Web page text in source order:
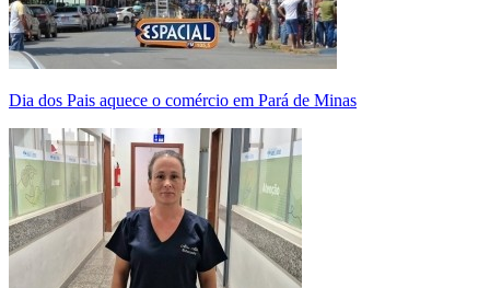
Dia dos Pais aquece o comércio em Pará de Minas